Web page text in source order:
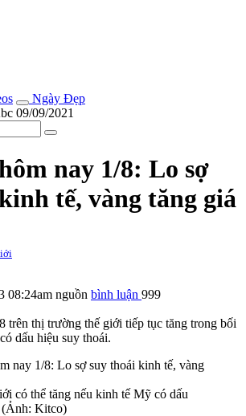
Ngày Đẹp
09/09/2021
nay 1/8: Lo sợ
tế, vàng tăng giá
08:24am nguồn bình luận 999
trên thị trường thế giới tiếp tục tăng trong bối
dấu hiệu suy thoái.
có thể tăng nếu kinh tế Mỹ có dấu
(Ảnh: Kitco)